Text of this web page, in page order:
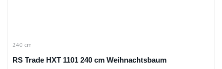
240 cm
RS Trade HXT 1101 240 cm Weihnachtsbaum